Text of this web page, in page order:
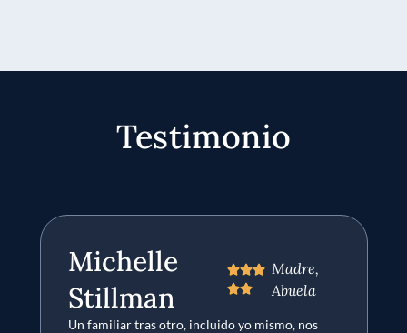
Testimonio
Michelle
Stillman


Madre,
Abuela
Un familiar tras otro, incluido yo mismo, nos